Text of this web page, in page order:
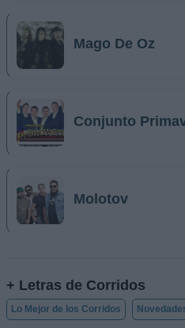
Mago De Oz
Conjunto
Molotov
+ Letras de Corridos
Lo Mejor de los Corridos